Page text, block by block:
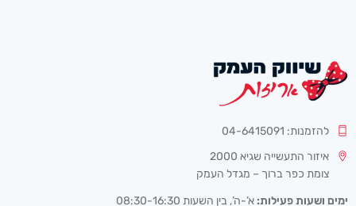
להזמנות: 04-6415091
איזור התעשייה שגיא 2000
צומת כפר ברוך – מגדל העמק
ימים ושעות פעילות: א’-ה’, בין השעות 08:30-16:30